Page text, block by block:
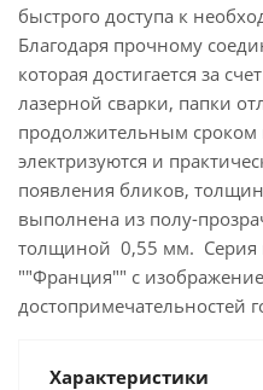
быстрого доступа к
Благодаря прочному
которая достигается за
лазерной сварки, папки
продолжительным
электризуются и
появления бликов,
выполнена из полу-
толщиной 0,55 мм. Серия
""Франция"" с
достопримечательностей
Характеристики